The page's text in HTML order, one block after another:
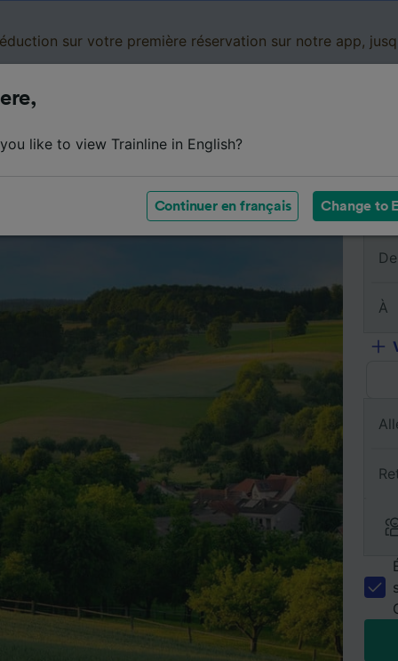
sur votre première réservation sur notre app,
De
À
like to view Trainline in English?
Continuer en français Change to